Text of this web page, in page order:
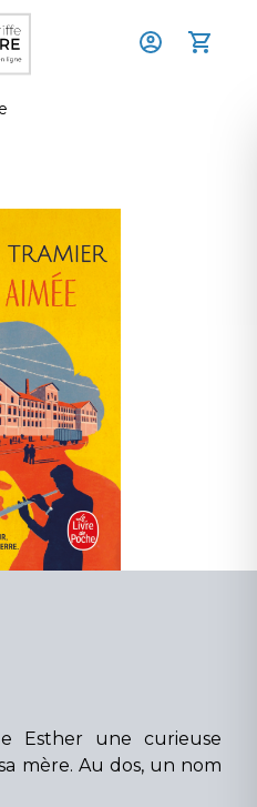
Esther une curieuse
mère. Au dos, un nom